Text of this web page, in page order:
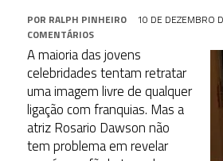
POR RALPH PINHEIRO 10 DE DEZEMBRO
COMENTÁRIOS
A maioria das jovens
celebridades tentam retratar
uma imagem livre de qualquer
ligação com franquias. Mas a
atriz Rosario Dawson não
tem problema em revelar